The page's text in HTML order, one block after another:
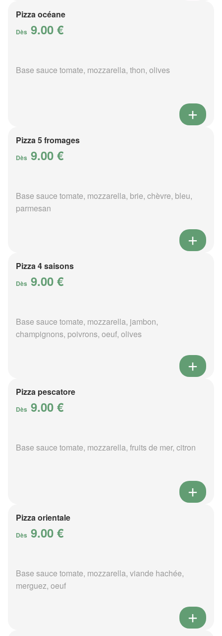
Pizza océane
Dès 9.00 €
Base sauce tomate, mozzarella, thon, olives
Pizza 5 fromages
Dès 9.00 €
Base sauce tomate, mozzarella, brie, chèvre, bleu,
parmesan
Pizza 4 saisons
Dès 9.00 €
Base sauce tomate, mozzarella, jambon,
champignons, poivrons, oeuf, olives
Pizza pescatore
Dès 9.00 €
Base sauce tomate, mozzarella, fruits de mer, citron
Pizza orientale
Dès 9.00 €
Base sauce tomate, mozzarella, viande hachée,
merguez, oeuf